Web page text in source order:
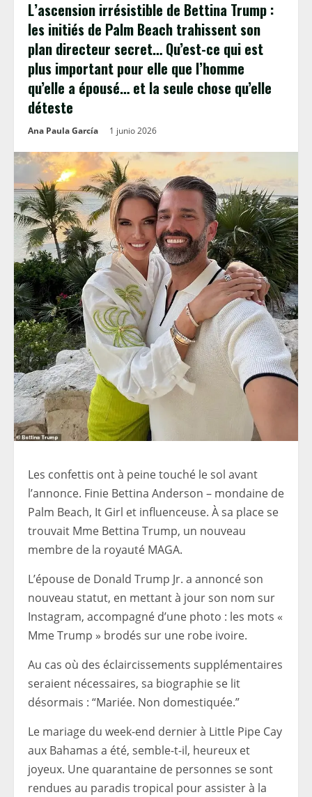
L’ascension irrésistible de Bettina Trump :
les initiés de Palm Beach trahissent son
plan directeur secret… Qu’est-ce qui est
plus important pour elle que l’homme
qu’elle a épousé… et la seule chose qu’elle
déteste
Ana Paula García 1 junio 2026
Les confettis ont à peine touché le sol avant
l’annonce. Finie Bettina Anderson – mondaine de
Palm Beach, It Girl et influenceuse. À sa place se
trouvait Mme Bettina Trump, un nouveau
membre de la royauté MAGA.
L’épouse de Donald Trump Jr. a annoncé son
nouveau statut, en mettant à jour son nom sur
Instagram, accompagné d’une photo : les mots «
Mme Trump » brodés sur une robe ivoire.
Au cas où des éclaircissements supplémentaires
seraient nécessaires, sa biographie se lit
désormais : “Mariée. Non domestiquée.”
Le mariage du week-end dernier à Little Pipe Cay
aux Bahamas a été, semble-t-il, heureux et
joyeux. Une quarantaine de personnes se sont
rendues au paradis tropical pour assister à la